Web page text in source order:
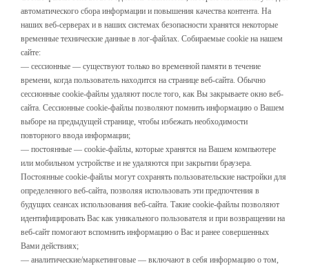
автоматического сбора информации и повышения качества контента. На
наших веб-серверах и в наших системах безопасности хранятся некоторые
временные технические данные в лог-файлах. Собираемые cookie на нашем
сайте:
— сессионные — существуют только во временной памяти в течение
времени, когда пользователь находится на странице веб-сайта. Обычно
сессионные сookie-файлы удаляют после того, как Вы закрываете окно веб-
сайта. Сессионные сookie-файлы позволяют помнить информацию о Вашем
выборе на предыдущей странице, чтобы избежать необходимости
повторного ввода информации;
— постоянные — сookie-файлы, которые хранятся на Вашем компьютере
или мобильном устройстве и не удаляются при закрытии браузера.
Постоянные сookie-файлы могут сохранять пользовательские настройки для
определенного веб-сайта, позволяя использовать эти предпочтения в
будущих сеансах использования веб-сайта. Такие сookie-файлы позволяют
идентифицировать Вас как уникального пользователя и при возвращении на
веб-сайт помогают вспомнить информацию о Вас и ранее совершенных
Вами действиях;
— аналитические/маркетинговые — включают в себя информацию о том,